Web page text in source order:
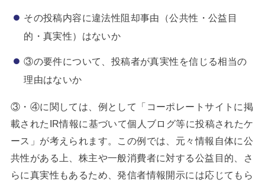
その投稿内容に違法性阻却事由（公共性・公益目
的・真実性）はないか
③の要件について、投稿者が真実性を信じる相当の
理由はないか
③・④に関しては、例として「コーポレートサイトに掲
載されたIR情報に基づいて個人ブログ等に投稿されたケ
ース」が考えられます。この例では、元々情報自体に公
共性がある上、株主や一般消費者に対する公益目的、さ
らに真実性もあるため、発信者情報開示には応じてもら